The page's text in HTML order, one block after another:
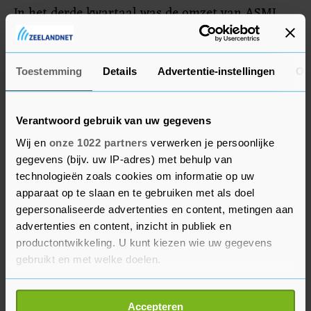
Toestemming Details Advertentie-instellingen
Verantwoord gebruik van uw gegevens
Wij en onze 1022 partners verwerken je persoonlijke
gegevens (bijv. uw IP-adres) met behulp van
technologieën zoals cookies om informatie op uw
apparaat op te slaan en te gebruiken met als doel
gepersonaliseerde advertenties en content, metingen aan
advertenties en content, inzicht in publiek en
productontwikkeling. U kunt kiezen wie uw gegevens
gebruikt en met welke doelen.
Als u het toestaat, willen we ook graag:
Accepteren
In het derde kwartaal was de omzet van ASML
uit nieuwe chipmachines, upgrades voor
bestaande machines en andere diensten 5,8
miljard euro. Een jaar eerder was dat nog 5,2
miljard euro. Daaruit hield het Veldhovense
Gevolgen inflatie merkbaar
Het bedrijf merkt wel dat de economie wereldwijd
vertraagt, onder meer door hoge inflatie. In
sommige segmenten van de markt voor
chipmachines neemt de vraag ook wat af, aldus
topman Peter Wennink. Over het geheel genomen
blijft de vraag echter sterk. Zo zijn er nog altijd
chiptekorten en wordt er daarom veel